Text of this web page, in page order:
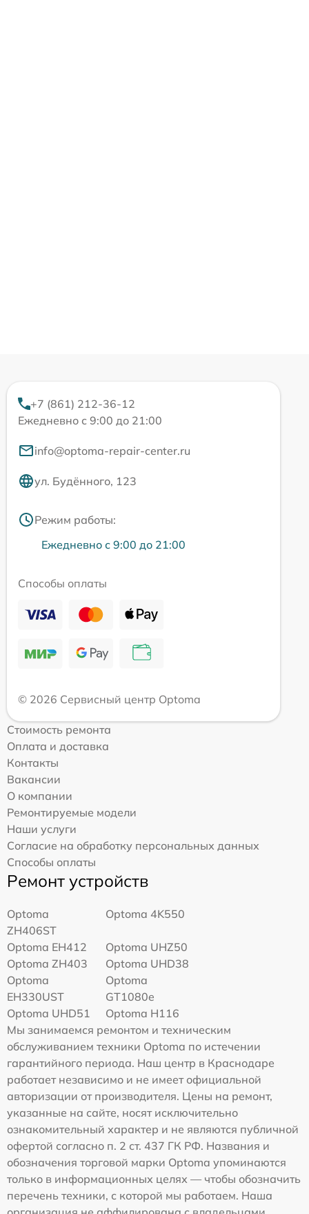
+7 (861) 212-36-12
Ежедневно с 9:00 до 21:00
info@optoma-repair-center.ru
ул. Будённого, 123
Режим работы:
Ежедневно с 9:00 до 21:00
Способы оплаты
© 2026 Сервисный центр Optoma
Стоимость ремонта
Оплата и доставка
Контакты
Вакансии
О компании
Ремонтируемые модели
Наши услуги
Согласие на обработку персональных данных
Способы оплаты
Ремонт устройств
Optoma
ZH406ST
Optoma 4K550
Optoma EH412
Optoma UHZ50
Optoma ZH403
Optoma UHD38
Optoma
EH330UST
Optoma
GT1080e
Optoma UHD51
Optoma H116
Мы занимаемся ремонтом и техническим
обслуживанием техники Optoma по истечении
гарантийного периода. Наш центр в Краснодаре
работает независимо и не имеет официальной
авторизации от производителя. Цены на ремонт,
указанные на сайте, носят исключительно
ознакомительный характер и не являются публичной
офертой согласно п. 2 ст. 437 ГК РФ. Названия и
обозначения торговой марки Optoma упоминаются
только в информационных целях — чтобы обозначить
перечень техники, с которой мы работаем. Наша